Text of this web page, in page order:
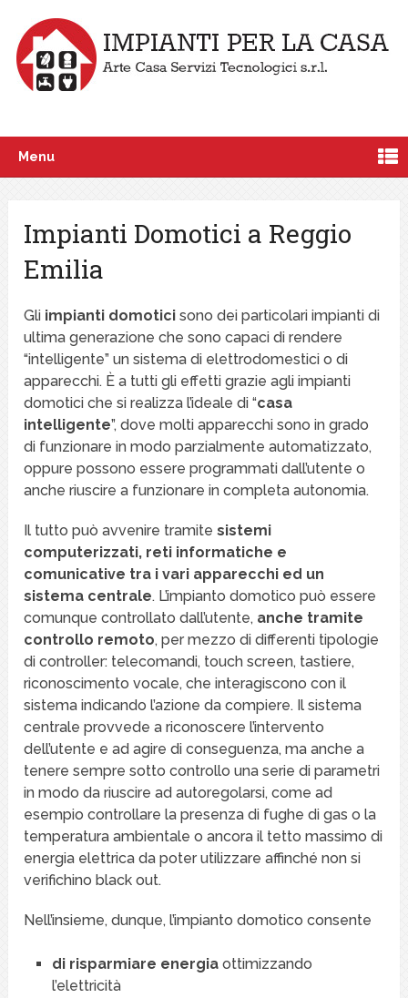
Menu
Impianti Domotici a Reggio
Emilia
Gli impianti domotici sono dei particolari impianti di
ultima generazione che sono capaci di rendere
“intelligente” un sistema di elettrodomestici o di
apparecchi. È a tutti gli effetti grazie agli impianti
domotici che si realizza l’ideale di “casa
intelligente”, dove molti apparecchi sono in grado
di funzionare in modo parzialmente automatizzato,
oppure possono essere programmati dall’utente o
anche riuscire a funzionare in completa autonomia.
Il tutto può avvenire tramitesistemi
computerizzati, reti informatiche e
comunicative tra i vari apparecchi ed un
sistema centrale. L’impianto domotico può essere
comunque controllato dall’utente, anche tramite
controllo remoto, per mezzo di differenti tipologie
di controller: telecomandi, touch screen, tastiere,
riconoscimento vocale, che interagiscono con il
sistema indicando l’azione da compiere. Il sistema
centrale provvede a riconoscere l’intervento
dell’utente e ad agire di conseguenza, ma anche a
tenere sempre sotto controllo una serie di parametri
in modo da riuscire ad autoregolarsi, come ad
esempio controllare la presenza di fughe di gas o la
temperatura ambientale o ancora il tetto massimo di
energia elettrica da poter utilizzare affinché non si
verifichino black out.
Nell’insieme, dunque, l’impianto domotico consente
di risparmiare energiaottimizzando
l’elettricità